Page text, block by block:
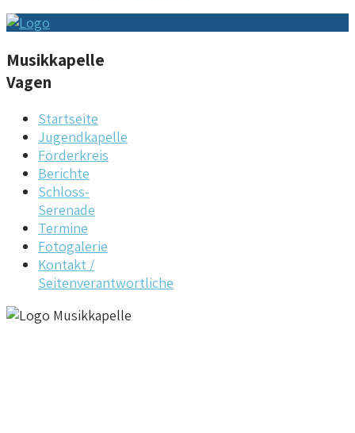
Musikkapelle
Vagen
Startseite
Jugendkapelle
Förderkreis
Berichte
Schloss-
Serenade
Termine
Fotogalerie
Kontakt /
Seitenverantwortliche